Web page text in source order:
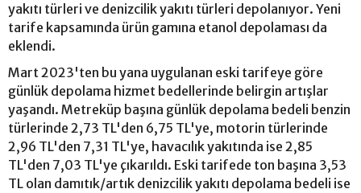
yakıtı türleri ve denizcilik yakıtı türleri depolanıyor. Yeni
tarife kapsamında ürün gamına etanol depolaması da
eklendi.
Mart 2023'ten bu yana uygulanan eski tarifeye göre
günlük depolama hizmet bedellerinde belirgin artışlar
yaşandı. Metreküp başına günlük depolama bedeli benzin
türlerinde 2,73 TL'den 6,75 TL'ye, motorin türlerinde
2,96 TL'den 7,31 TL'ye, havacılık yakıtında ise 2,85
TL'den 7,03 TL'ye çıkarıldı. Eski tarifede ton başına 3,53
TL olan damıtık/artık denizcilik yakıtı depolama bedeli ise